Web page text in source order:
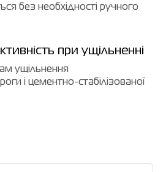
без необхідності ручного
при ущільненні
ущільнення
і цементно-стабілізованої